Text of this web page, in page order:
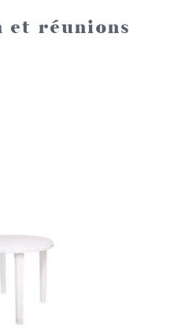
et réunions